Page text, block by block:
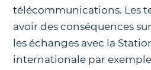
télécommunications. Les
avoir des conséquences
les échanges avec la
internationale par